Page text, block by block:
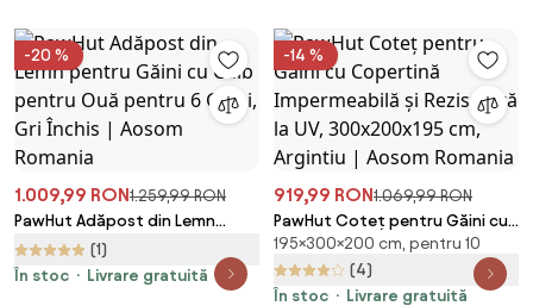
Aosom Romania
-20 %
1.009,99 RON1.259,99 RON
PawHut Adăpost din Lemn
pentru Găini cu Cuib pentru
Ouă pentru 6 Găini, Gri Închis |
(1)
În stoc
Livrare gratuită
-14 %
919,99 RON1.069,99 RON
PawHut Coteț pentru Găini cu
Copertină Impermeabilă și
Rezistentă la UV, 300x200x195
cm, Argintiu | Aosom Romania
195×300×200 cm, pentru 10
(4)
În stoc
Livrare gratuită